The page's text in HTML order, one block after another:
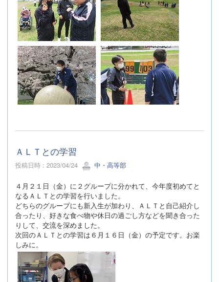
ＡＬＴとの学習
投稿日時 : 2023/04/24 中・高等部
４月２１日（金）に２グループに分かれて、今年度初めてと
なるＡＬＴとの学習を行いました。
どちらのグループにも新入生が加わり、ＡＬＴと自己紹介し
合ったり、好きな食べ物や休日の過ごし方などを聞き合った
りして、交流を深めました。
次回のＡＬＴとの学習は６月１６日（金）の予定です。お楽
しみに。